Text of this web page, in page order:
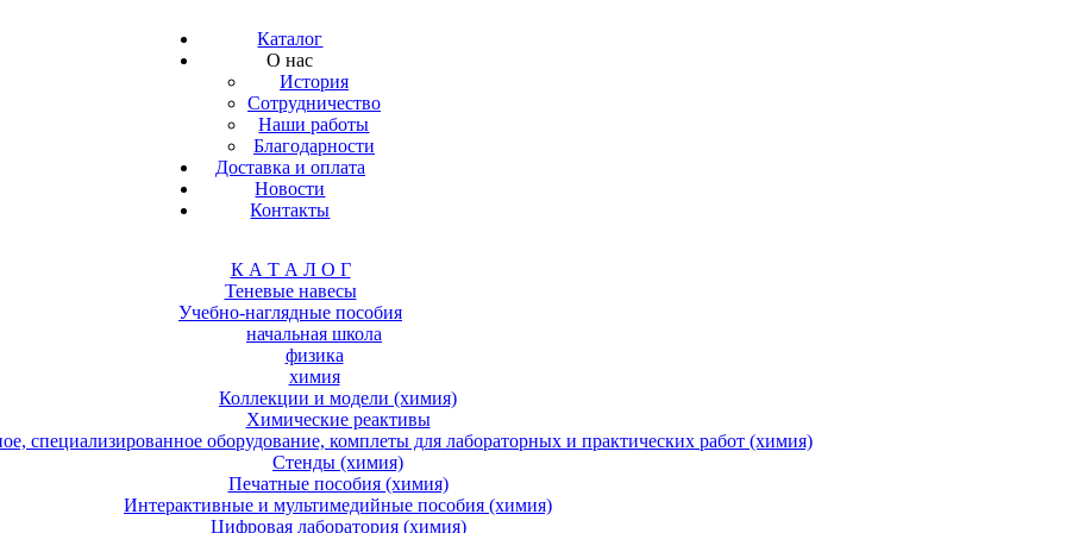
Каталог
О нас
История
Сотрудничество
Наши работы
Благодарности
Доставка и оплата
Новости
Контакты
К А Т А Л О Г
Теневые навесы
Учебно-наглядные пособия
начальная школа
физика
химия
Коллекции и модели (химия)
Химические реактивы
специализированное оборудование, комплеты для лабораторных и практических работ (химия)
Стенды (химия)
Печатные пособия (химия)
Интерактивные и мультимедийные пособия (химия)
Цифровая лаборатория (химия)